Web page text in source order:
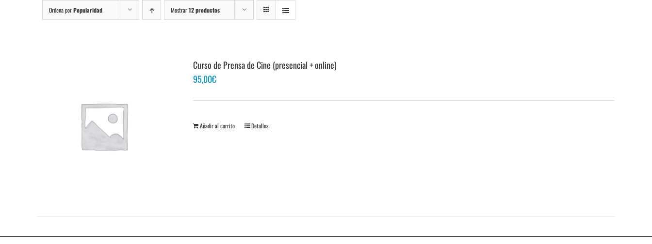
Ordena porPopularidad Mostrar12 productos
Curso de Prensa de Cine (presencial + online)
95,00€
Añadir al carrito Detalles